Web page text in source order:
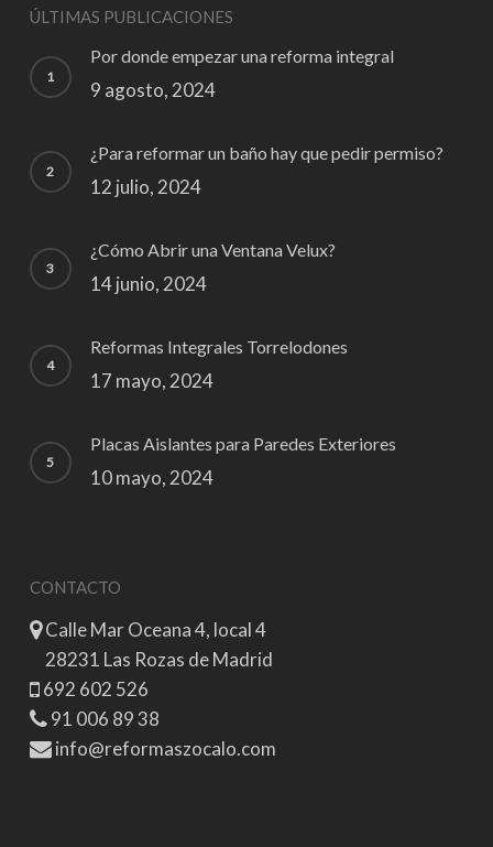
ÚLTIMAS PUBLICACIONES
Por donde empezar una reforma integral
9 agosto, 2024
¿Para reformar un baño hay que pedir permiso?
12 julio, 2024
¿Cómo Abrir una Ventana Velux?
14 junio, 2024
Reformas Integrales Torrelodones
17 mayo, 2024
Placas Aislantes para Paredes Exteriores
10 mayo, 2024
CONTACTO
Calle Mar Oceana 4, local 4
28231 Las Rozas de Madrid
692 602 526
91 006 89 38
info@reformaszocalo.com